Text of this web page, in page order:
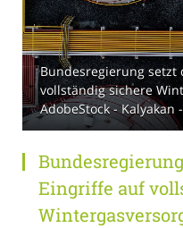
Bundesregierung
vollständig sichere
AdobeStock - Kalyakan
Eingriffe auf